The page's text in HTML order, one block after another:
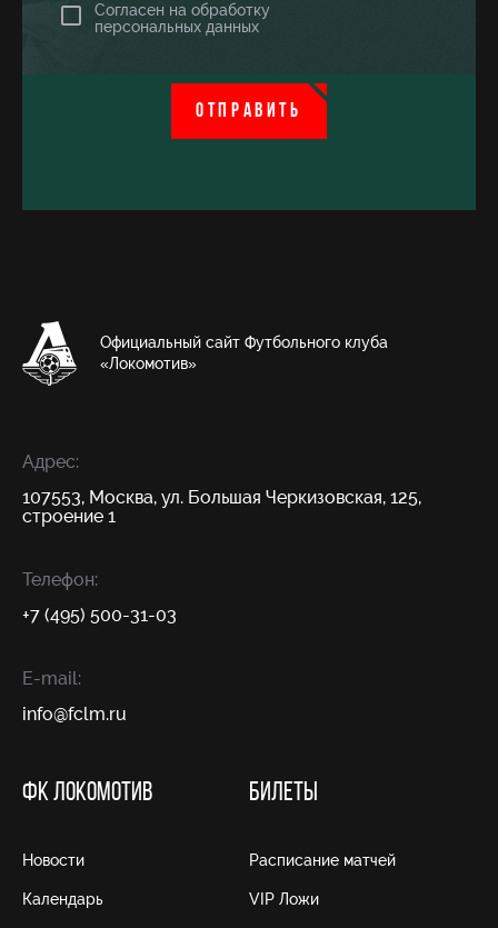
Согласен на обработку
персональных данных
ОТПРАВИТЬ
Официальный сайт Футбольного клуба
«Локомотив»
Адрес:
107553, Москва, ул. Большая Черкизовская, 125,
строение 1
Телефон:
+7 (495) 500-31-03
E-mail:
info@fсlm.ru
ФК ЛОКОМОТИВ
Новости
Календарь
БИЛЕТЫ
Расписание матчей
VIP Ложи